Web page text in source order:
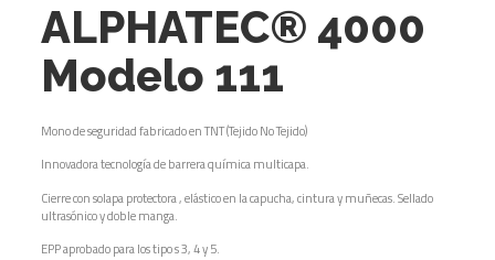
ALPHATEC® 4000
Modelo 111
Mono de seguridad fabricado en TNT (Tejido No Tejido)
Innovadora tecnología de barrera química multicapa.
Cierre con solapa protectora , elástico en la capucha, cintura y muñecas. Sellado
ultrasónico y doble manga.
EPP aprobado para los tipo s 3, 4 y 5.